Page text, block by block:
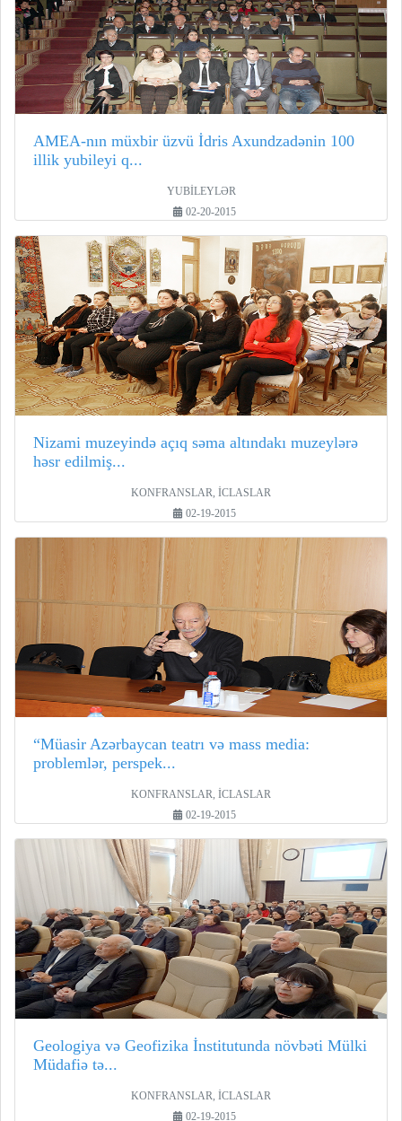
AMEA-nın müxbir üzvü İdris Axundzadənin 100
illik yubileyi q...
YUBİLEYLƏR
02-20-2015
Nizami muzeyində açıq səma altındakı muzeylərə
həsr edilmiş...
KONFRANSLAR, İCLASLAR
02-19-2015
“Müasir Azərbaycan teatrı və mass media:
problemlər, perspek...
KONFRANSLAR, İCLASLAR
02-19-2015
Geologiya və Geofizika İnstitutunda növbəti Mülki
Müdafiə tə...
KONFRANSLAR, İCLASLAR
02-19-2015